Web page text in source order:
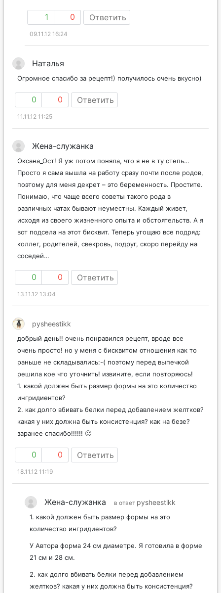
1 0 Ответить
09.11.12 16:24
Наталья
Огромное спасибо за рецепт!) получилось очень вкусно)
0 0 Ответить
11.11.12 11:25
Жена-служанка
Оксана_Ост! Я уж потом поняла, что я не в ту степь…
Просто я сама вышла на работу сразу почти после родов,
поэтому для меня декрет – это беременность. Простите.
Понимаю, что чаще всего советы такого рода в
различных чатах бывают неуместны. Каждый живет,
исходя из своего жизненного опыта и обстоятельств. А я
вот подсела на этот бисквит. Теперь угощаю все подряд:
коллег, родителей, свекровь, подруг, скоро перейду на
соседей…
0 0 Ответить
13.11.12 13:04
pysheestikk
добрый день!! очень понравился рецепт, вроде все
очень просто! но у меня с бисквитом отношения как то
раньше не складывались:-( поэтому перед выпечкой
решила кое что уточнить! извините, если повторяюсь!
1. какой должен быть размер формы на это количество
ингридиентов?
2. как долго вбивать белки перед добавлением желтков?
какая у них должна быть консистенция? как на безе?
заранее спасибо!!!!!! 🙂
0 0 Ответить
18.11.12 11:19
Жена-служанка в ответ pysheestikk
1. какой должен быть размер формы на это
количество ингридиентов?
У Автора форма 24 см диаметре. Я готовила в форме
21 см и 28 см.
2. как долго вбивать белки перед добавлением
желтков? какая у них должна быть консистенция?